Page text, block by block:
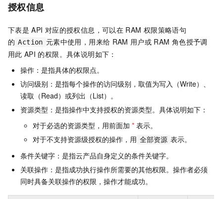
授权信息
下表是 API 对应的授权信息，可以在 RAM 权限策略语句
的 Action 元素中使用，用来给 RAM 用户或 RAM 角色授予调
用此 API 的权限。具体说明如下：
操作：是指具体的权限点。
访问级别：是指每个操作的访问级别，取值为写入（Write）、
读取（Read）或列出（List）。
资源类型：是指操作中支持授权的资源类型。具体说明如下：
对于必选的资源类型，用前面加 * 表示。
对于不支持资源级授权的操作，用 全部资源 表示。
条件关键字：是指云产品自身定义的条件关键字。
关联操作：是指成功执行操作所需要的其他权限。操作者必须
同时具备关联操作的权限，操作才能成功。